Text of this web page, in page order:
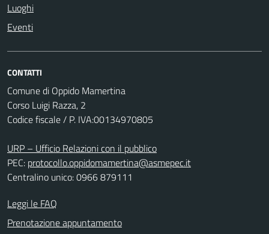
Luoghi
Eventi
CONTATTI
Comune di Oppido Mamertina
Corso Luigi Razza, 2
Codice fiscale / P. IVA:00134970805
URP – Ufficio Relazioni con il pubblico
PEC: protocollo.oppidomamertina@asmepec.it
Centralino unico: 0966 879111
Leggi le FAQ
Prenotazione appuntamento